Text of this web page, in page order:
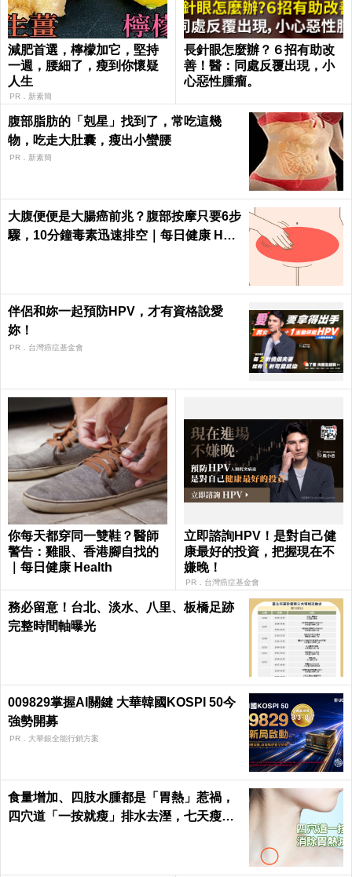
減肥首選，檸檬加它，堅持
一週，腰細了，瘦到你懷疑
人生
PR．新素簡
長針眼怎麼辦？６招有助改
善！醫：同處反覆出現，小
心惡性腫瘤。
腹部脂肪的「剋星」找到了，常吃這幾
物，吃走大肚囊，瘦出小蠻腰
PR．新素簡
大腹便便是大腸癌前兆？腹部按摩只要6步
驟，10分鐘毒素迅速排空｜每日健康 Heal
伴侶和妳一起預防HPV，才有資格說愛
妳！
PR．台灣癌症基金會
你每天都穿同一雙鞋？醫師
警告：雞眼、香港腳自找的
｜每日健康 Health
立即諮詢HPV！是對自己健
康最好的投資，把握現在不
嫌晚！
PR．台灣癌症基金會
務必留意！台北、淡水、八里、板橋足跡
完整時間軸曝光
009829掌握AI關鍵 大華韓國KOSPI 50今
強勢開募
PR．大華銀全能行銷方案
食量增加、四肢水腫都是「胃熱」惹禍，
四穴道「一按就瘦」排水去溼，七天瘦三